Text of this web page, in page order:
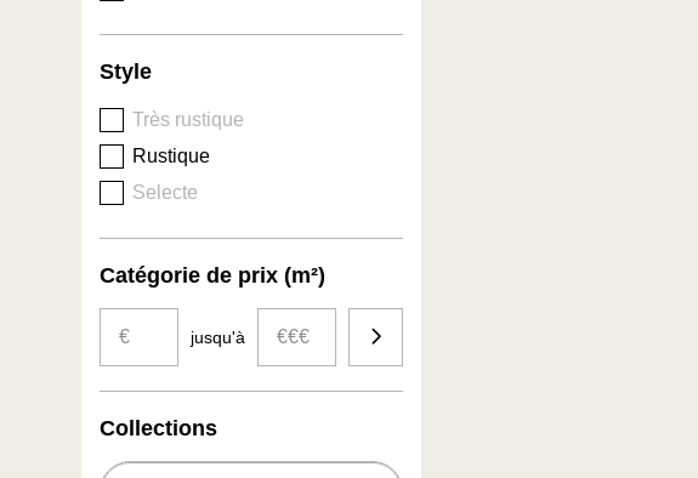
Style
Très rustique
Rustique
Selecte
Catégorie de prix (m²)
jusqu'à
Collections